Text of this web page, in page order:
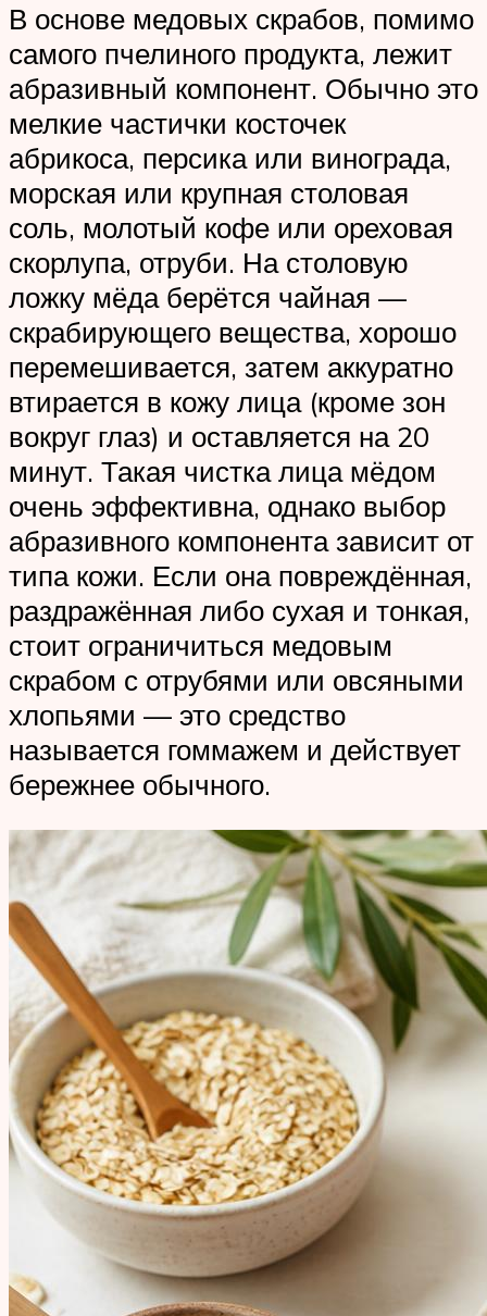
В основе медовых скрабов, помимо
самого пчелиного продукта, лежит
абразивный компонент. Обычно это
мелкие частички косточек
абрикоса, персика или винограда,
морская или крупная столовая
соль, молотый кофе или ореховая
скорлупа, отруби. На столовую
ложку мёда берётся чайная —
скрабирующего вещества, хорошо
перемешивается, затем аккуратно
втирается в кожу лица (кроме зон
вокруг глаз) и оставляется на 20
минут. Такая чистка лица мёдом
очень эффективна, однако выбор
абразивного компонента зависит от
типа кожи. Если она повреждённая,
раздражённая либо сухая и тонкая,
стоит ограничиться медовым
скрабом с отрубями или овсяными
хлопьями — это средство
называется гоммажем и действует
бережнее обычного.